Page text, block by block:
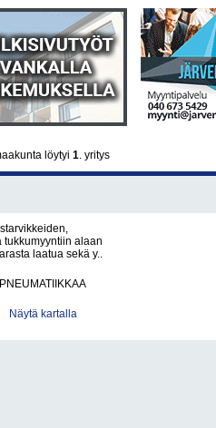
löytyi 1. yritys
tukkumyyntiin alaan
laatua sekä y..
Näytä kartalla